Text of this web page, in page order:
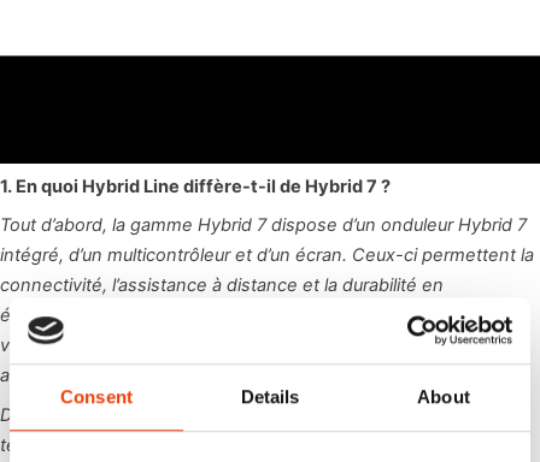
Consent Details About
1. En quoi Hybrid Line diffère-t-il de Hybrid 7 ?
Tout d’abord, la gamme Hybrid 7 dispose d’un onduleur Hybrid 7
intégré, d’un multicontrôleur et d’un écran. Ceux-ci permettent la
connectivité, l’assistance à distance et la durabilité en
économisant env. 70% de l’énergie principalement en mode
veille. En plus de cela, il dispose également du bloc Hybrid 7 ,
avec la technologie bien connue Corona Foam.
Deuxièmement, la ligne Hybrid dispose également de la
technologie Corona Foam dans le bloc. Cependant, il dispose